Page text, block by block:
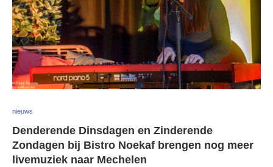
nieuws
Denderende Dinsdagen en Zinderende
Zondagen bij Bistro Noekaf brengen nog meer
livemuziek naar Mechelen